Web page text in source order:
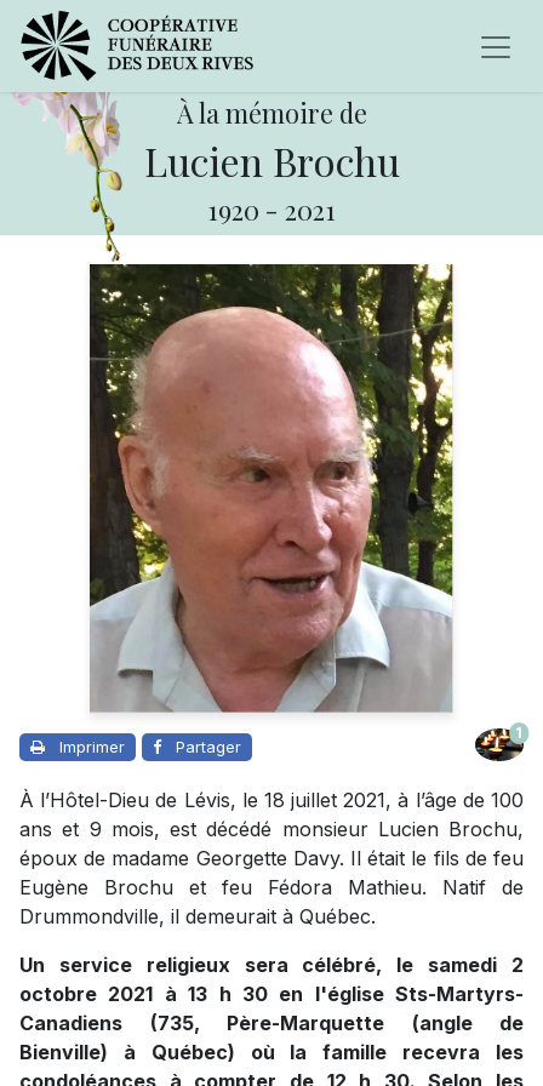
À la mémoire de
Lucien Brochu
1920 - 2021
Imprimer Partager
1
À l’Hôtel-Dieu de Lévis, le 18 juillet 2021, à l’âge de 100
ans et 9 mois, est décédé monsieur Lucien Brochu,
époux de madame Georgette Davy. Il était le fils de feu
Eugène Brochu et feu Fédora Mathieu. Natif de
Drummondville, il demeurait à Québec.
Un service religieux sera célébré, le samedi 2
octobre 2021 à 13 h 30 en l'église Sts-Martyrs-
Canadiens (735, Père-Marquette (angle de
Bienville) à Québec) où la famille recevra les
condoléances à compter de 12 h 30. Selon les